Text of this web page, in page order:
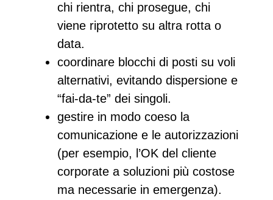
chi rientra, chi prosegue, chi
viene riprotetto su altra rotta o
data.​
coordinare blocchi di posti su voli
alternativi, evitando dispersione e
“fai‑da‑te” dei singoli.
gestire in modo coeso la
comunicazione e le autorizzazioni
(per esempio, l’OK del cliente
corporate a soluzioni più costose
ma necessarie in emergenza).